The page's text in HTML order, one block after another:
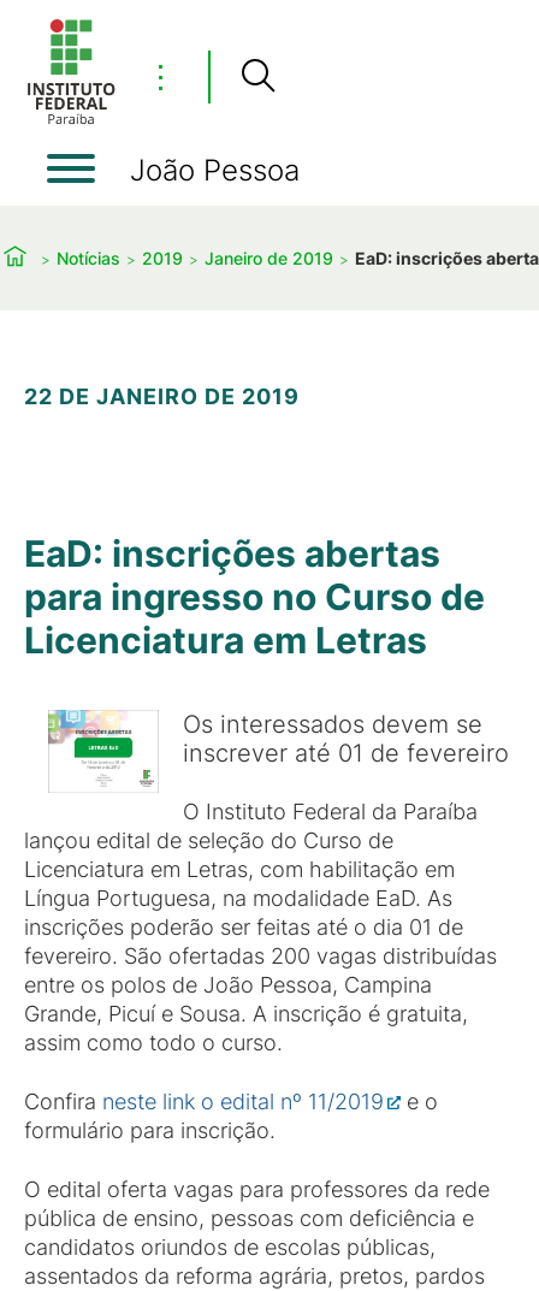
⋮
João Pessoa
Notícias 2019 Janeiro de 2019 EaD: inscrições
22 DE JANEIRO DE 2019
EaD: inscrições abertas
para ingresso no Curso de
Licenciatura em Letras
Os interessados devem se
inscrever até 01 de fevereiro
O Instituto Federal da Paraíba
lançou edital de seleção do Curso de
Licenciatura em Letras, com habilitação em
Língua Portuguesa, na modalidade EaD. As
inscrições poderão ser feitas até o dia 01 de
fevereiro. São ofertadas 200 vagas distribuídas
entre os polos de João Pessoa, Campina
Grande, Picuí e Sousa. A inscrição é gratuita,
assim como todo o curso.
Confira neste link o edital nº 11/2019
e o
formulário para inscrição.
O edital oferta vagas para professores da rede
pública de ensino, pessoas com deficiência e
candidatos oriundos de escolas públicas,
assentados da reforma agrária, pretos, pardos